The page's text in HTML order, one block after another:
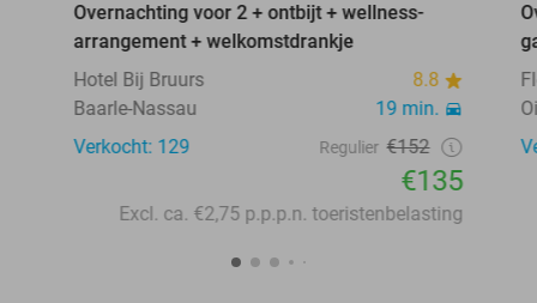
Overnachting voor 2 + ontbijt + wellness-
arrangement + welkomstdrankje
Hotel Bij Bruurs
8.8
Baarle-Nassau
19 min.
Verkocht: 129
Regulier €152
€135
Excl. ca. €2,75 p.p.p.n. toeristenbelasting